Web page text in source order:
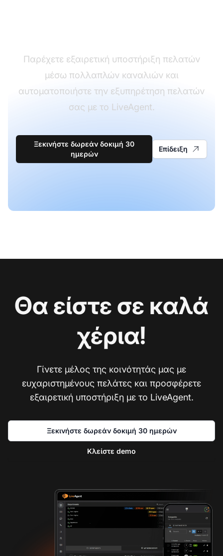
Παρέχετε εξαιρετική υποστήριξη πελατών
μέσω πολλαπλών καναλιών και
αυτοματοποιήστε την εξυπηρέτηση πελατών
σας με το LiveAgent.
Ξεκινήστε δωρεάν δοκιμή 30
ημερών
Επίδειξη
Θα είστε σε καλά
χέρια!
Γίνετε μέλος της κοινότητάς μας με
ευχαριστημένους πελάτες και προσφέρετε
εξαιρετική υποστήριξη με το LiveAgent.
Ξεκινήστε δωρεάν δοκιμή 30 ημερών
Κλείστε demo